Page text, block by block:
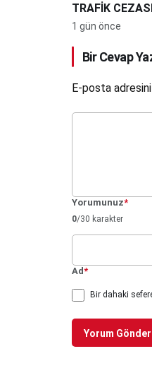
TRAFİK
MAHKEMEDEN
1 gün önce
Bir Cevap
E-posta
Yorumunuz*
0/30 karakter
Ad*
Bir dahaki
Yorum Gönder